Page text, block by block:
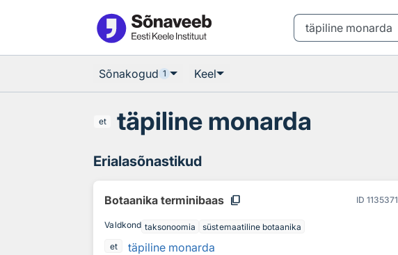
Sõnakogud 1 Keel
et täpiline monarda
Erialasõnastikud
Botaanika terminibaas content_copy ID 1135371
Valdkond taksonoomia
süstemaatiline botaanika
et
täpiline monarda